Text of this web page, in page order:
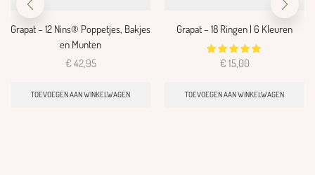
Grapat – 12 Nins® Poppetjes, Bakjes
en Munten
€ 42,95
TOEVOEGEN AAN WINKELWAGEN
Grapat – 18 Ringen | 6 Kleuren
€ 15,00
TOEVOEGEN AAN WINKELWAGEN